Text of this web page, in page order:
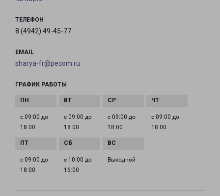
ТЕЛЕФОН
8 (4942) 49-45-77
EMAIL
sharya-fr@pecom.ru
ГРАФИК РАБОТЫ
с 09:00 до
18:00
с 09:00 до
18:00
с 09:00 до
18:00
с 09:00 до
18:00
с 09:00 до
18:00
с 10:00 до
16:00
Выходной